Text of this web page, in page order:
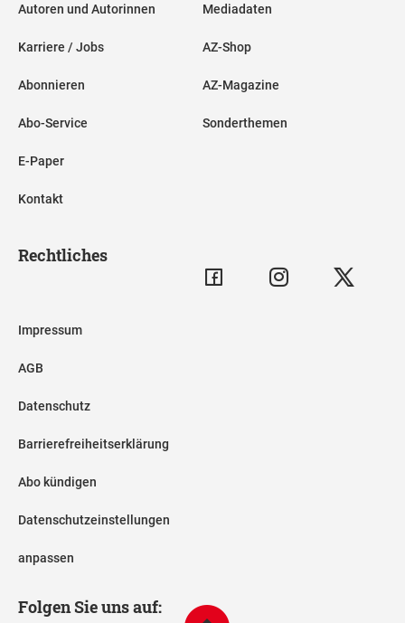
Autoren und Autorinnen
Karriere / Jobs
Abonnieren
Abo-Service
E-Paper
Kontakt
Mediadaten
AZ-Shop
AZ-Magazine
Sonderthemen
Rechtliches
Impressum
AGB
Datenschutz
Barrierefreiheitserklärung
Abo kündigen
Datenschutzeinstellungen
anpassen
Folgen Sie uns auf: